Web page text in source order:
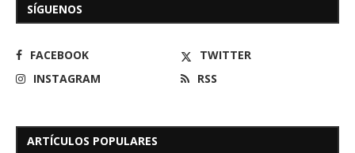
SÍGUENOS
FACEBOOK
TWITTER
INSTAGRAM
RSS
ARTÍCULOS POPULARES